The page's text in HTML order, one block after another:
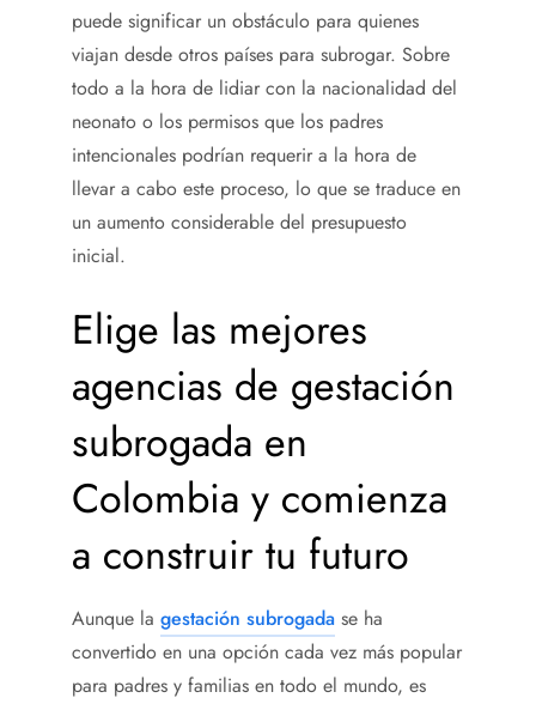
puede significar un obstáculo para quienes
viajan desde otros países para subrogar. Sobre
todo a la hora de lidiar con la nacionalidad del
neonato o los permisos que los padres
intencionales podrían requerir a la hora de
llevar a cabo este proceso, lo que se traduce en
un aumento considerable del presupuesto
inicial.
Elige las mejores
agencias de gestación
subrogada en
Colombia y comienza
a construir tu futuro
Aunque la gestación subrogada se ha
convertido en una opción cada vez más popular
para padres y familias en todo el mundo, es